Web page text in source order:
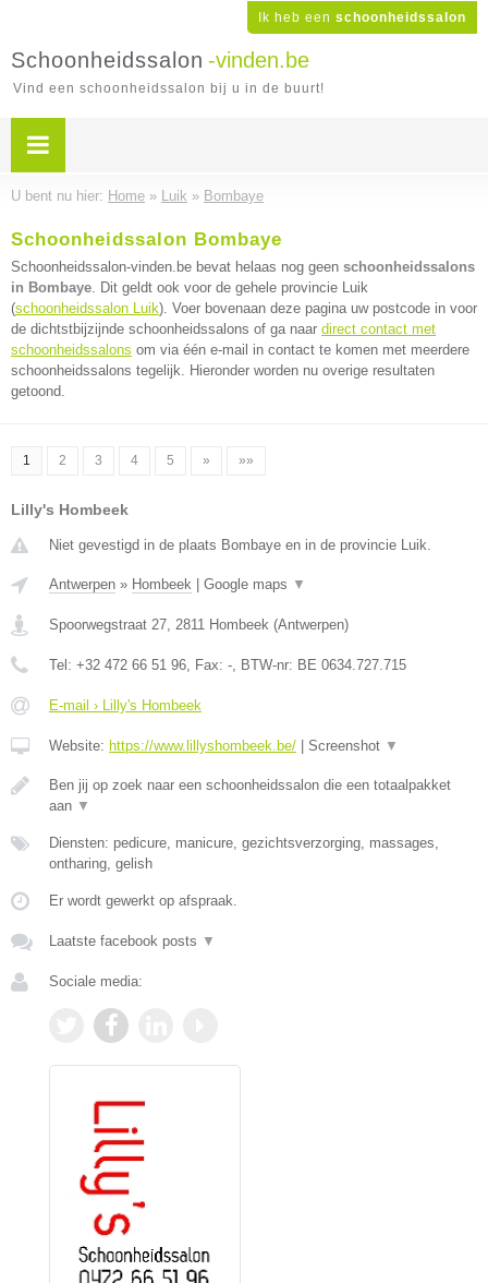
Ik heb een schoonheidssalon
Schoonheidssalon -vinden.be
Vind een schoonheidssalon bij u in de buurt!
U bent nu hier: Home » Luik » Bombaye
Schoonheidssalon Bombaye
Schoonheidssalon-vinden.be bevat helaas nog geen schoonheidssalons
in Bombaye. Dit geldt ook voor de gehele provincie Luik
(schoonheidssalon Luik). Voer bovenaan deze pagina uw postcode in voor
de dichtstbijzijnde schoonheidssalons of ga naar direct contact met
schoonheidssalons om via één e-mail in contact te komen met meerdere
schoonheidssalons tegelijk. Hieronder worden nu overige resultaten
getoond.
1 2 3 4 5 » »»
Lilly's Hombeek
Niet gevestigd in de plaats Bombaye en in de provincie Luik.
Antwerpen » Hombeek Google maps ▼
Spoorwegstraat 27, 2811 Hombeek (Antwerpen)
Tel: +32 472 66 51 96, Fax: -, BTW-nr: BE 0634.727.715
E-mail › Lilly's Hombeek
Website: https://www.lillyshombeek.be/ Screenshot ▼
Ben jij op zoek naar een schoonheidssalon die een totaalpakket
aan ▼
Diensten: pedicure, manicure, gezichtsverzorging, massages,
ontharing, gelish
Er wordt gewerkt op afspraak.
Laatste facebook posts ▼
Sociale media: